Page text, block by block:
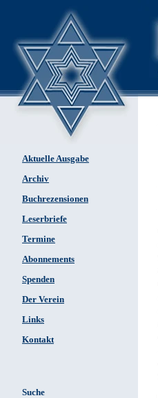
Aktuelle Ausgabe
Archiv
Buchrezensionen
Leserbriefe
Termine
Abonnements
Spenden
Der Verein
Links
Kontakt
Suche